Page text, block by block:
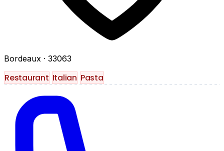
Bordeaux · 33063
Restaurant Italian Pasta